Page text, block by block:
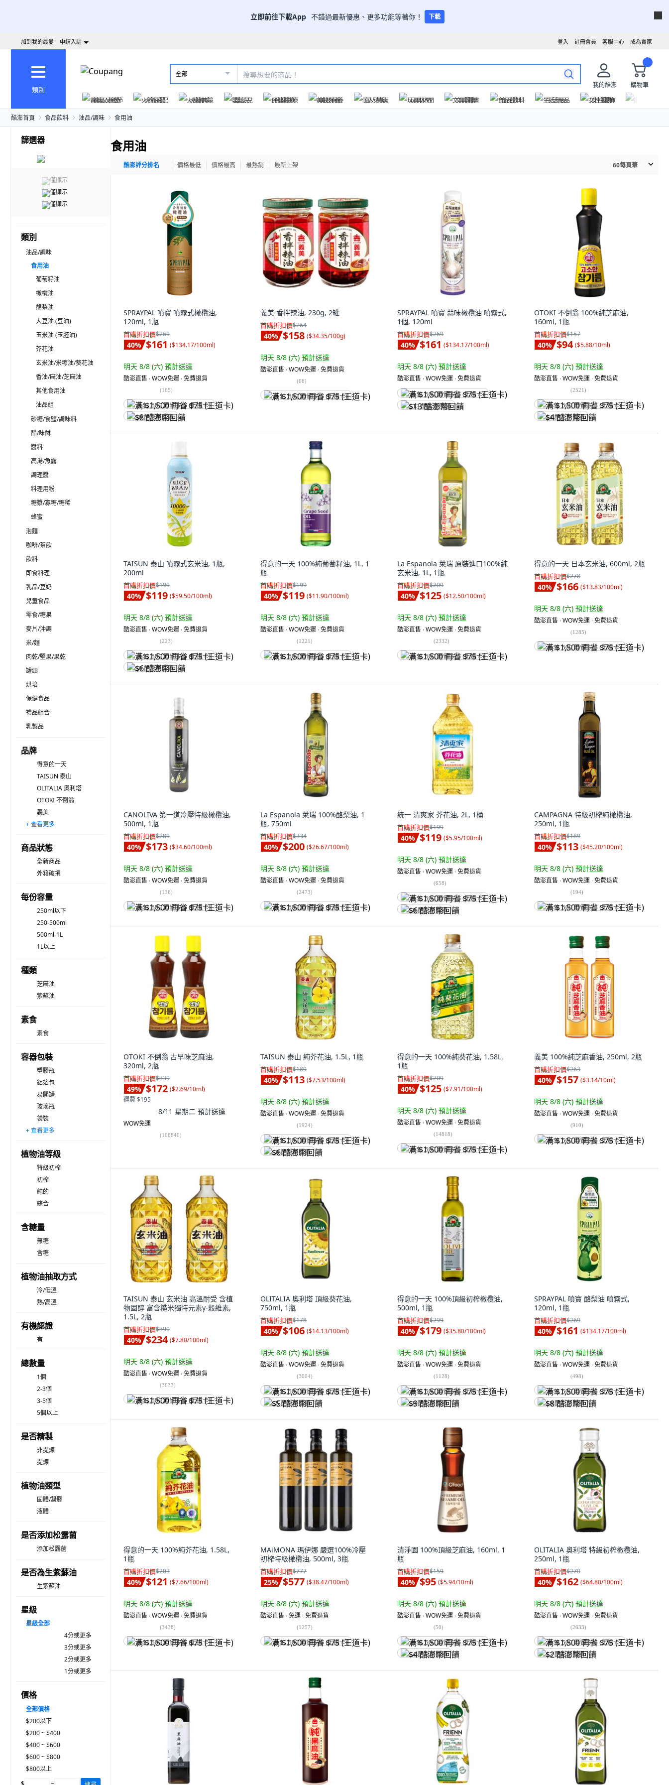
立即前往下載App 不錯過最新優惠、更多功能等著你！ 下載
成為賣家
客服中心
註冊會員
登入
加到我的最愛 申請入駐
類別
全部
我的酷澎
購物車
爸氣父親節
火箭速配 火箭跨境 嬰幼兒 保健醫療 美妝保養 個人清潔 玩具休閒 文具圖書 食品飲料 生活用品 女性服飾
酷澎首頁 食品飲料 油品/調味 食用油
篩選器
僅顯示
僅顯示
僅顯示
類別
油品/調味
食用油
葡萄籽油
橄欖油
酪梨油
大豆油 (豆油)
玉米油 (玉胚油)
芥花油
玄米油/米糠油/葵花油
香油/麻油/芝麻油
其他食用油
油品組
砂糖/食鹽/調味料
醋/味醂
醬料
高湯/魚露
調理醬
料理用粉
糖漿/寡糖/糖稀
蜂蜜
泡麵
咖啡/茶飲
飲料
即食料理
乳品/豆奶
兒童食品
零食/糖果
麥片/沖調
米/麵
肉乾/堅果/果乾
罐頭
烘培
保健食品
禮品組合
乳製品
品牌
得意的一天
TAISUN 泰山
OLITALIA 奧利塔
OTOKI 不倒翁
義美
GENG YUAN 耕沅
La Espanola 萊瑞
SPRAYPAL 噴寶
OilliO
ORO BAILEN
YBARRA
GUILLEN
桃屋
BIO PLANETE 碧歐星球
無品牌
CANOLIVA
楊家
MAiMONA 瑪伊娜
義美生機
FINCA BADENES
+ 查看更多
商品狀態
全新商品
外箱破損
每份容量
250ml以下
250-500ml
500ml-1L
1L以上
種類
芝麻油
紫蘇油
素食
素食
容器包裝
塑膠瓶
鋁箔包
易開罐
玻璃瓶
袋裝
條裝
噴霧瓶
+ 查看更多
植物油等級
特級初榨
初榨
純的
綜合
含糖量
無糖
含糖
植物油抽取方式
冷/低溫
熱/高溫
有機認證
有
總數量
1個
2-3個
3-5個
5個以上
是否精製
非提煉
提煉
植物油類型
固體/凝膠
液體
是否添加松露菌
添加松露菌
是否為生紫蘇油
生紫蘇油
星級
星級全部
4分或更多
3分或更多
2分或更多
1分或更多
價格
全部價格
$200以下
$200 ~ $400
$400 ~ $600
$600 ~ $800
$800以上
食用油
酷澎評分排名 價格最低 價格最高 最熱銷 最新上架 60每頁筆
SPRAYPAL 噴寶 噴霧式橄欖油,
120ml, 1瓶
首購折扣價$269
40% $161 ($134.17/100ml)
明天 8/8 (六) 預計送達
酷澎直售 ∙ WOW免運 ∙ 免費退貨
(165)
满 $1,500 再省 $75 (王道卡)
$8 酷澎幣回饋
義美 香拌辣油, 230g, 2罐
首購折扣價$264
40% $158 ($34.35/100g)
明天 8/8 (六) 預計送達
酷澎直售 ∙ WOW免運 ∙ 免費退貨
(66)
满 $1,500 再省 $75 (王道卡)
SPRAYPAL 噴寶 蒜味橄欖油 噴霧式,
1個, 120ml
首購折扣價$269
40% $161 ($134.17/100ml)
明天 8/8 (六) 預計送達
酷澎直售 ∙ WOW免運 ∙ 免費退貨
满 $1,500 再省 $75 (王道卡)
$13 酷澎幣回饋
OTOKI 不倒翁 100%純芝麻油,
160ml, 1瓶
首購折扣價$157
40% $94 ($5.88/10ml)
明天 8/8 (六) 預計送達
酷澎直售 ∙ WOW免運 ∙ 免費退貨
(2521)
满 $1,500 再省 $75 (王道卡)
$4 酷澎幣回饋
TAISUN 泰山 噴霧式玄米油, 1瓶,
200ml
首購折扣價$199
40% $119 ($59.50/100ml)
明天 8/8 (六) 預計送達
酷澎直售 ∙ WOW免運 ∙ 免費退貨
(223)
满 $1,500 再省 $75 (王道卡)
$6 酷澎幣回饋
得意的一天 100%純葡萄籽油, 1L, 1
瓶
首購折扣價$199
40% $119 ($11.90/100ml)
明天 8/8 (六) 預計送達
酷澎直售 ∙ WOW免運 ∙ 免費退貨
(1221)
满 $1,500 再省 $75 (王道卡)
La Espanola 萊瑞 原裝進口100%純
玄米油, 1L, 1瓶
首購折扣價$209
40% $125 ($12.50/100ml)
明天 8/8 (六) 預計送達
酷澎直售 ∙ WOW免運 ∙ 免費退貨
(2332)
满 $1,500 再省 $75 (王道卡)
得意的一天 日本玄米油, 600ml, 2瓶
首購折扣價$278
40% $166 ($13.83/100ml)
明天 8/8 (六) 預計送達
酷澎直售 ∙ WOW免運 ∙ 免費退貨
(1285)
满 $1,500 再省 $75 (王道卡)
CANOLIVA 第一道冷壓特級橄欖油,
500ml, 1瓶
首購折扣價$289
40% $173 ($34.60/100ml)
明天 8/8 (六) 預計送達
酷澎直售 ∙ WOW免運 ∙ 免費退貨
(136)
满 $1,500 再省 $75 (王道卡)
La Espanola 萊瑞 100%酪梨油, 1
瓶, 750ml
首購折扣價$334
40% $200 ($26.67/100ml)
明天 8/8 (六) 預計送達
酷澎直售 ∙ WOW免運 ∙ 免費退貨
(2473)
满 $1,500 再省 $75 (王道卡)
統一 清爽家 芥花油, 2L, 1桶
首購折扣價$199
40% $119 ($5.95/100ml)
明天 8/8 (六) 預計送達
酷澎直售 ∙ WOW免運 ∙ 免費退貨
(658)
满 $1,500 再省 $75 (王道卡)
$6 酷澎幣回饋
CAMPAGNA 特級初榨純橄欖油,
250ml, 1瓶
首購折扣價$189
40% $113 ($45.20/100ml)
明天 8/8 (六) 預計送達
酷澎直售 ∙ WOW免運 ∙ 免費退貨
(194)
满 $1,500 再省 $75 (王道卡)
OTOKI 不倒翁 古早味芝麻油,
320ml, 2瓶
首購折扣價$339
49% $172 ($2.69/10ml)
運費 $195
8/11 星期二 預計送達
WOW免運
(108840)
TAISUN 泰山 純芥花油, 1.5L, 1瓶
首購折扣價$189
40% $113 ($7.53/100ml)
明天 8/8 (六) 預計送達
酷澎直售 ∙ WOW免運 ∙ 免費退貨
(1924)
满 $1,500 再省 $75 (王道卡)
$6 酷澎幣回饋
得意的一天 100%純葵花油, 1.58L,
1瓶
首購折扣價$209
40% $125 ($7.91/100ml)
明天 8/8 (六) 預計送達
酷澎直售 ∙ WOW免運 ∙ 免費退貨
(14818)
满 $1,500 再省 $75 (王道卡)
義美 100%純芝麻香油, 250ml, 2瓶
首購折扣價$263
40% $157 ($3.14/10ml)
明天 8/8 (六) 預計送達
酷澎直售 ∙ WOW免運 ∙ 免費退貨
(910)
满 $1,500 再省 $75 (王道卡)
TAISUN 泰山 玄米油 高溫耐受 含植
物固醇 富含糙米獨特元素γ-穀維素,
1.5L, 2瓶
首購折扣價$390
40% $234 ($7.80/100ml)
明天 8/8 (六) 預計送達
酷澎直售 ∙ WOW免運 ∙ 免費退貨
(3033)
满 $1,500 再省 $75 (王道卡)
OLITALIA 奧利塔 頂級葵花油,
750ml, 1瓶
首購折扣價$178
40% $106 ($14.13/100ml)
明天 8/8 (六) 預計送達
酷澎直售 ∙ WOW免運 ∙ 免費退貨
(3004)
满 $1,500 再省 $75 (王道卡)
$5 酷澎幣回饋
得意的一天 100%頂級初榨橄欖油,
500ml, 1瓶
首購折扣價$299
40% $179 ($35.80/100ml)
明天 8/8 (六) 預計送達
酷澎直售 ∙ WOW免運 ∙ 免費退貨
(1128)
满 $1,500 再省 $75 (王道卡)
$9 酷澎幣回饋
SPRAYPAL 噴寶 酪梨油 噴霧式,
120ml, 1瓶
首購折扣價$269
40% $161 ($134.17/100ml)
明天 8/8 (六) 預計送達
酷澎直售 ∙ WOW免運 ∙ 免費退貨
(498)
满 $1,500 再省 $75 (王道卡)
$8 酷澎幣回饋
得意的一天 100%純芥花油, 1.58L,
1瓶
首購折扣價$203
40% $121 ($7.66/100ml)
明天 8/8 (六) 預計送達
酷澎直售 ∙ WOW免運 ∙ 免費退貨
(3438)
满 $1,500 再省 $75 (王道卡)
MAiMONA 瑪伊娜 嚴選100%冷壓
初榨特級橄欖油, 500ml, 3瓶
首購折扣價$777
25% $577 ($38.47/100ml)
明天 8/8 (六) 預計送達
酷澎直售 ∙ 免運 ∙ 免費退貨
(1257)
满 $1,500 再省 $75 (王道卡)
清淨園 100%頂級芝麻油, 160ml, 1
瓶
首購折扣價$159
40% $95 ($5.94/10ml)
明天 8/8 (六) 預計送達
酷澎直售 ∙ WOW免運 ∙ 免費退貨
(50)
满 $1,500 再省 $75 (王道卡)
$4 酷澎幣回饋
OLITALIA 奧利塔 特級初榨橄欖油,
250ml, 1瓶
首購折扣價$270
40% $162 ($64.80/100ml)
明天 8/8 (六) 預計送達
酷澎直售 ∙ WOW免運 ∙ 免費退貨
(2633)
满 $1,500 再省 $75 (王道卡)
$2 酷澎幣回饋